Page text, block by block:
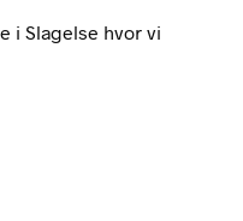
i Slagelse hvor vi